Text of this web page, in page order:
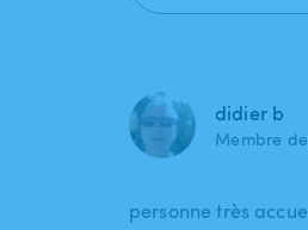
didier b
Membre
personne très